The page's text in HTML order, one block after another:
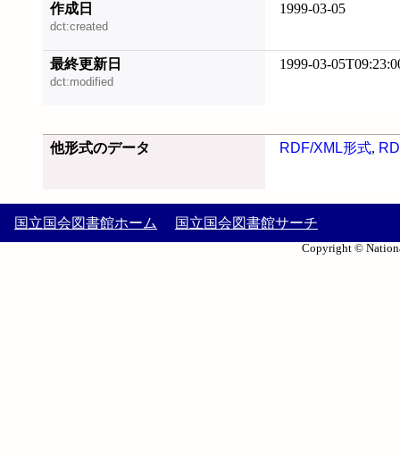
作成日
dct:created
1999-03-05
最終更新日
dct:modified
1999-03-
他形式のデータ RDF/XML形式,
国立国会図書館ホーム 国立国会図書館サーチ
Copyright ©